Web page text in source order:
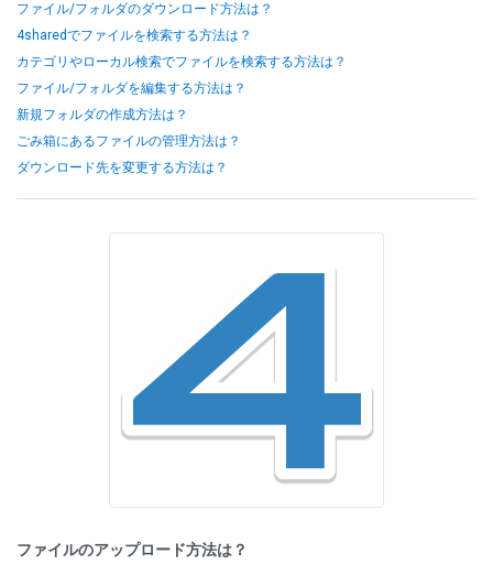
ファイル/フォルダのダウンロード方法は？
4sharedでファイルを検索する方法は？
カテゴリやローカル検索でファイルを検索する方法は？
ファイル/フォルダを編集する方法は？
新規フォルダの作成方法は？
ごみ箱にあるファイルの管理方法は？
ダウンロード先を変更する方法は？
ファイルのアップロード方法は？